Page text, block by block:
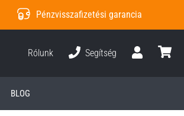
Pénzvisszafizetési garancia
Rólunk
Segítség
BLOG